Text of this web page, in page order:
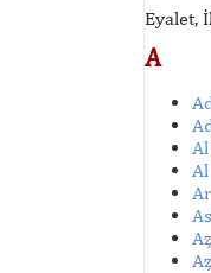
Eyalet,
A